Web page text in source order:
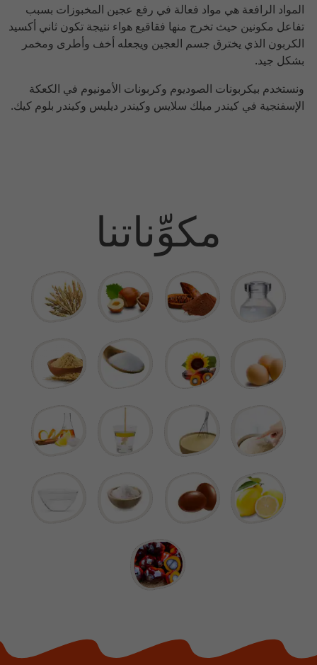
المواد الرافعة هي مواد فعالة في رفع عجين المخبوزات بسبب
تفاعل مكونين حيث تخرج منها فقاقيع هواء نتيجة تكون ثاني أكسيد
الكربون الذي يخترق جسم العجين ويجعله أخف وأطرى ومخمر
بشكل جيد.
ونستخدم بيكربونات الصوديوم وكربونات الأمونيوم في الكعكة
الإسفنجية في كيندر ميلك سلايس وكيندر ديليس وكيندر بلوم كيك.
مكوِّناتنا